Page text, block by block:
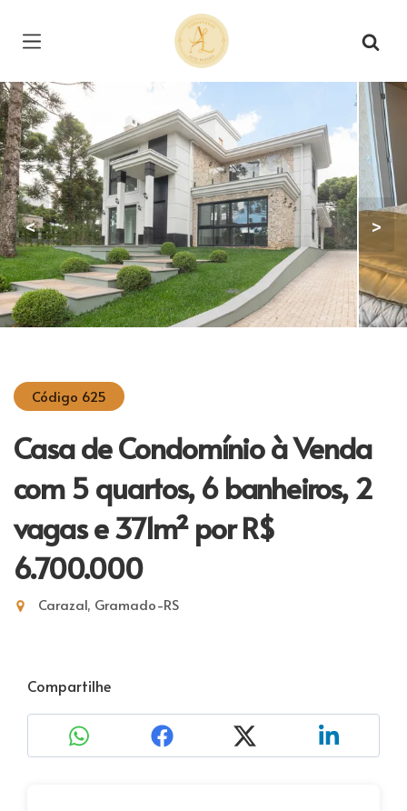
Página inicial
< >
Código 625
Casa de Condomínio à Venda
com 5 quartos, 6 banheiros, 2
vagas e 371m²por R$
6.700.000
Carazal, Gramado-RS
Compartilhe